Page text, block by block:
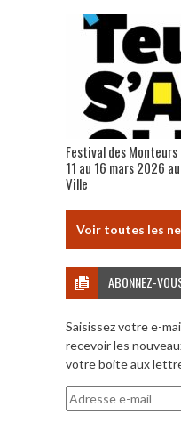
Festival des
11 au 16 mars 2026
Ville
Voir toutes les
ABONNEZ-
Saisissez votre e-
recevoir les
votre boite aux
Adresse
e-